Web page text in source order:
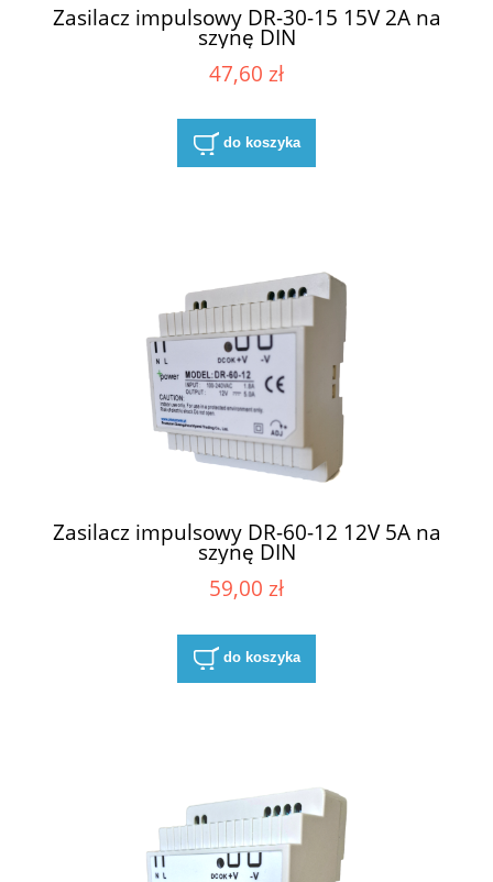
Zasilacz impulsowy DR-30-15 15V 2A na
szynę DIN
47,60 zł
do koszyka
Zasilacz impulsowy DR-60-12 12V 5A na
szynę DIN
59,00 zł
do koszyka